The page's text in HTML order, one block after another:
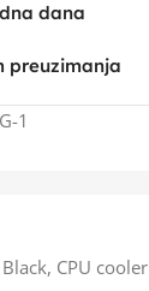
dana
preuzimanja
1
CPU cooler